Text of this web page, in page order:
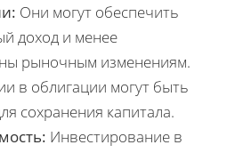
Они могут обеспечить
доход и менее
рыночным изменениям.
в облигации могут быть
сохранения капитала.
Инвестирование в